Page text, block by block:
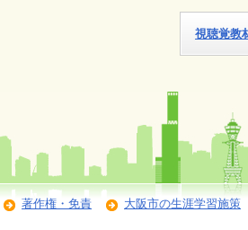
視聴覚教
著作権・免責 大阪市の生涯学習施策